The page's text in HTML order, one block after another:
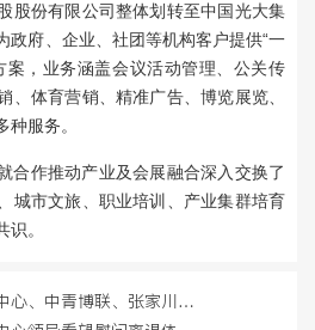
股份有限公司整体划转至中国光大集
政府、企业、社团等机构客户提供“一
案，业务涵盖会议活动管理、公关传
、体育营销、精准广告、博览展览、
服务。
合作推动产业及会展融合深入交换了
城市文旅、职业培训、产业集群培育
。
上一篇：中国轻工业展览中心、中青博联、张家川县座谈交流文旅产业发展